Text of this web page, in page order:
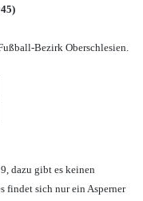
Bezirk Oberschlesien.
dazu gibt es keinen
findet sich nur ein Asperner